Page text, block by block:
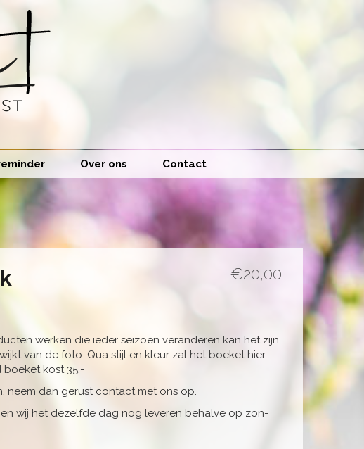
Over ons Contact
€20,00
werken die ieder seizoen veranderen kan het zijn
van de foto. Qua stijl en kleur zal het boeket hier
kost 35,-
neem dan gerust contact met ons op.
wij het dezelfde dag nog leveren behalve op zon-